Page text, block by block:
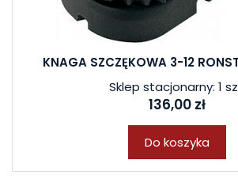
KNAGA SZCZĘKOWA 3-12
Sklep stacjonarny: 1
136,00 zł
Do koszyka